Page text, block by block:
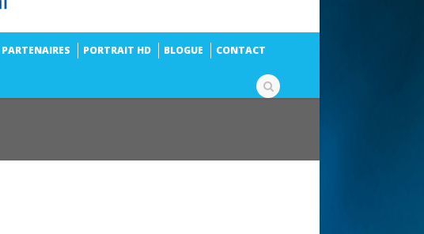
PARTENAIRES PORTRAIT HD BLOGUE CONTACT